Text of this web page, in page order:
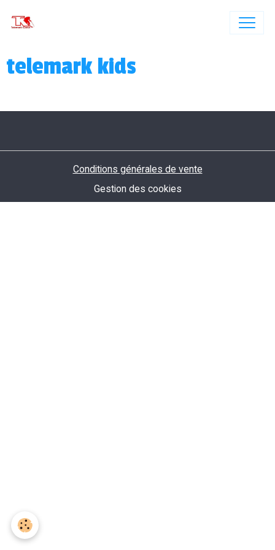
telemark kids
Conditions générales de vente
Gestion des cookies